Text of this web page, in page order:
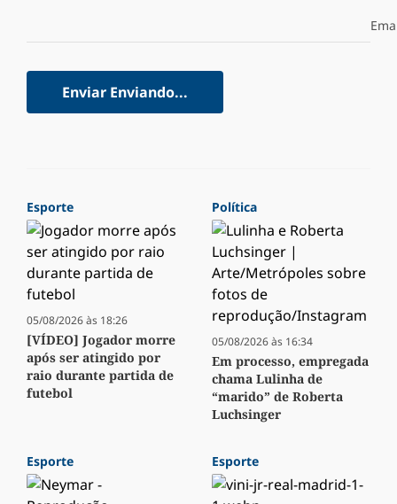
Enviar Enviando...
Esporte
05/08/2026 às 18:26
[VÍDEO] Jogador morre
após ser atingido por
raio durante partida de
futebol
Política
05/08/2026 às 16:34
Em processo, empregada
chama Lulinha de
“marido” de Roberta
Luchsinger
Esporte Esporte